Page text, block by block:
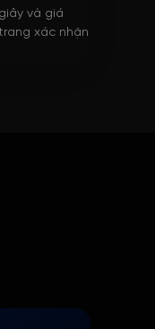
và giá
xác nhận